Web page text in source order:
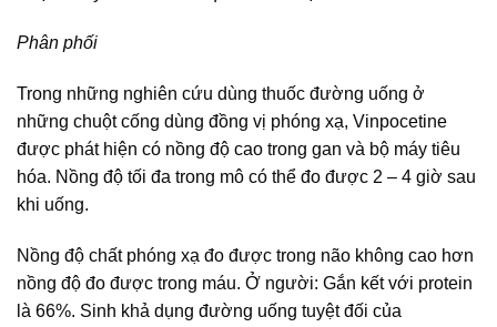
Phân phối
Trong những nghiên cứu dùng thuốc đường uống ở
những chuột cống dùng đồng vị phóng xạ, Vinpocetine
được phát hiện có nồng độ cao trong gan và bộ máy tiêu
hóa. Nồng độ tối đa trong mô có thể đo được 2 – 4 giờ sau
khi uống.
Nồng độ chất phóng xạ đo được trong não không cao hơn
nồng độ đo được trong máu. Ở người: Gắn kết với protein
là 66%. Sinh khả dụng đường uống tuyệt đối của